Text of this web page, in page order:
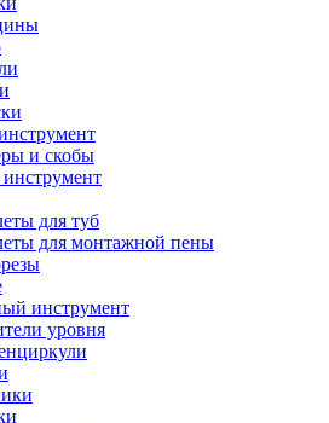
и скобы
для туб
для монтажной пены
инструмент
уровня